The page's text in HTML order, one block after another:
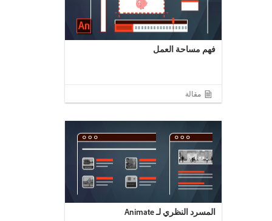
فهم مساحة العمل
مقالة
المسرد النظري لـ Animate